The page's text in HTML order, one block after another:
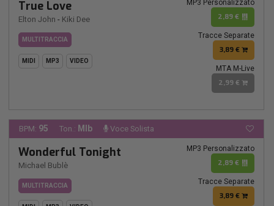
True Love
Elton John - Kiki Dee
MULTITRACCIA
MIDI MP3 VIDEO
MP3 Personalizzato
2,89 €
Tracce Separate
3,89 €
MTA M-Live
2,99 €
BPM: 95 Ton.: MIb Voce Solista
Wonderful Tonight
Michael Bublè
MULTITRACCIA
MP3 Personalizzato
2,89 €
Tracce Separate
3,89 €